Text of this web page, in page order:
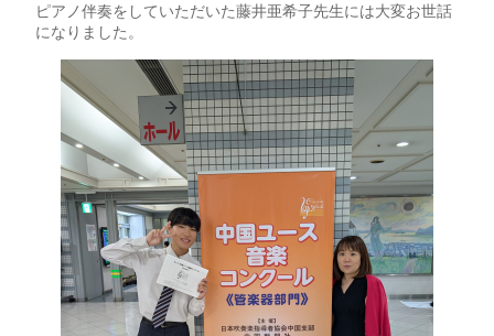
ピアノ伴奏をしていただいた藤井亜希子先生には大変お世話
になりました。